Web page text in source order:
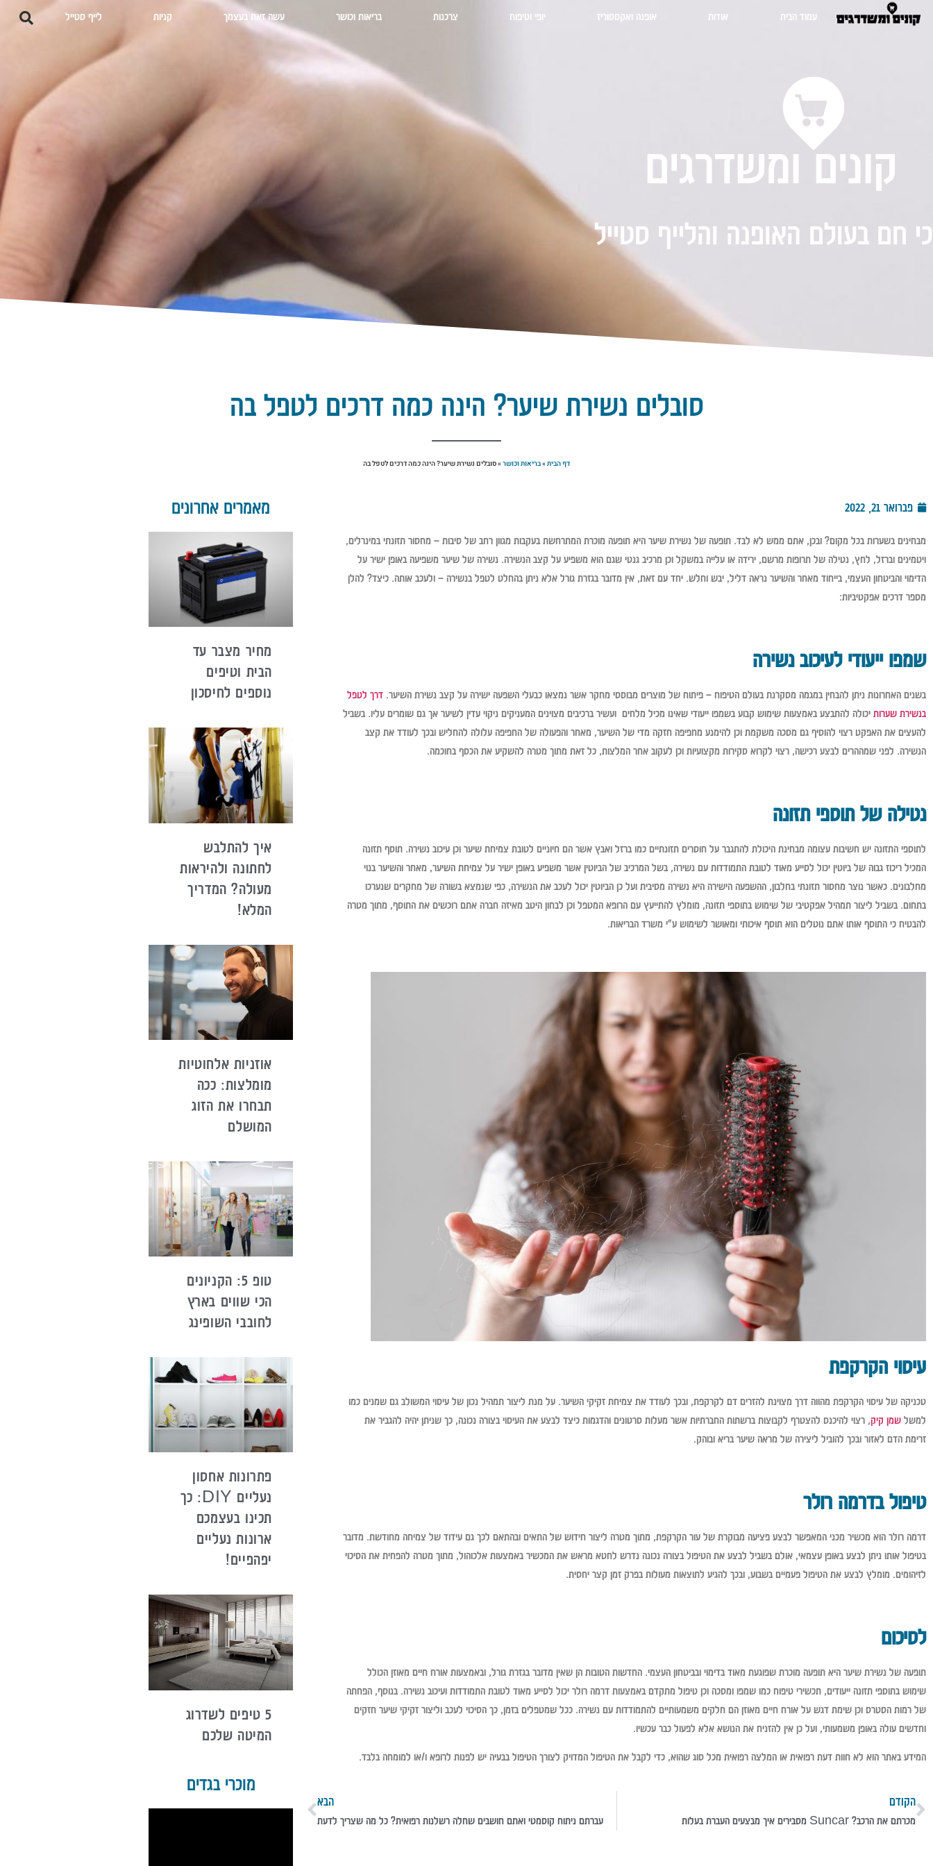
עמוד הבית אודות אופנה ואקססוריז יופי וטיפוח צרכנות בריאות וכושר עשה זאת בעצמך קניות לייף סטייל
קונים ומשדרגים
חם בעולם האופנה והלייף סטייל
סובלים נשירת שיער? הינה כמה דרכים לטפל בה
דף הבית»בריאות וכושר»סובלים נשירת שיער? הינה כמה דרכים לטפל בה
פברואר 21, 2022
מבחינים בשערות בכל מקום? ובכן, אתם ממש לא לבד. תופעה של נשירת שיער היא תופעה מוכרת המתרחשת בעקבות מגוון רחב של סיבות – מחסור תזונתי במינרלים,
ויטמינים וברזל, לחץ, נטילה של תרופות מרשם, ירידה או עלייה במשקל וכן מרכיב גנטי שגם הוא משפיע על קצב הנשירה. נשירה של שיער משפיעה באופן ישיר על
הדימוי והביטחון העצמי, בייחוד מאחר והשיער נראה דליל, יבש וחלש. יחד עם זאת, אין מדובר בגזרת גורל אלא ניתן בהחלט לטפל בנשירה – ולעכב אותה. כיצד? להלן
מספר דרכים אפקטיביות:
שמפו ייעודי לעיכוב נשירה
בשנים האחרונות ניתן להבחין במגמה מסקרנת בעולם הטיפוח – פיתוח של מוצרים מבוססי מחקר אשר נמצאו כבעלי השפעה ישירה על קצב נשירת השיער. דרך לטפל
בנשירת שערות יכולה להתבצע באמצעות שימוש קבוע בשמפו ייעודי שאינו מכיל מלחים ועשיר ברכיבים מצוינים המעניקים ניקוי עדין לשיער אך גם שומרים עליו. בשביל
להעצים את האפקט רצוי להוסיף גם מסכה משקמת וכן להימנע מחפיפה חזקה מדי של השיער, מאחר והפעולה של החפיפה עלולה להחליש ובכך לעודד את קצב
הנשירה. לפני שמההרים לבצע רכישה, רצוי לקרוא סקירות מקצועיות וכן לעקוב אחר המלצות, כל זאת מתוך מטרה להשקיע את הכסף בחוכמה.
נטילה של תוספי תזונה
לתוספי התזונה יש חשיבות עצומה מבחינת היכולת להתגבר על חוסרים תזונתיים כמו ברזל ואבץ אשר הם חיוניים לטובת צמיחת שיער וכן עיכוב נשירה. תוסף תזונה
המכיל ריכוז גבוה של ביוטין יכול לסייע מאוד לטובת התמודדות עם נשירה, בשל המרכיב של הביוטין אשר משפיע באופן ישיר על צמיחת השיער, מאחר והשיער בנוי
מחלבונים. כאשר נוצר מחסור תזונתי בחלבון, ההשפעה הישירה היא נשירה מסיבית ועל כן הביוטין יכול לעכב את הנשירה, כפי שנמצא בשורה של מחקרים שנערכו
בתחום. בשביל ליצור תמהיל אפקטיבי של שימוש בתוספי תזונה, מומלץ להתייעץ עם הרופא המטפל וכן לבחון היטב מאיזה חברה אתם רוכשים את התוסף, מתוך מטרה
להבטיח כי התוסף אותו אתם נוטלים הוא תוסף איכותי ומאושר לשימוש ע"י משרד הבריאות.
עיסוי הקרקפת
טכניקה של עיסוי הקרקפת מהווה דרך מצוינת להזרים דם לקרקפת, ובכך לעודד את צמיחת זקיקי השיער. על מנת ליצור תמהיל נכון של עיסוי המשולב גם שמנים כמו
למשל שמן קיק, רצוי להיכנס להצטרף לקבוצות ברשתות החברתיות אשר מעלות סרטונים והדגמות כיצד לבצע את העיסוי בצורה נכונה, כך שניתן יהיה להגביר את
זרימת הדם לאזור ובכך להוביל ליצירה של מראה שיער בריא ובוהק.
טיפול בדרמה רולר
דרמה רולר הוא מכשיר מכני המאפשר לבצע פציעה מבוקרת של עור הקרקפת, מתוך מטרה ליצור חידוש של התאים ובהתאם לכך גם עידוד של צמיחה מחודשת. מדובר
בטיפול אותו ניתן לבצע באופן עצמאי, אולם בשביל לבצע את הטיפול בצורה נכונה נדרש לחטא מראש את המכשיר באמצעות אלכוהול, מתוך מטרה להפחית את הסיכוי
לזיהומים. מומלץ לבצע את הטיפול פעמיים בשבוע, ובכך להגיע לתוצאות מעולות בפרק זמן קצר יחסית.
לסיכום
תופעה של נשירת שיער היא תופעה מוכרת שפוגעת מאוד בדימוי ובביטחון העצמי. החדשות הטובות הן שאין מדובר בגזרת גורל, ובאמצעות אורח חיים מאוזן הכולל
שימוש בתוספי תזונה ייעודים, תכשירי טיפוח כמו שמפו ומסכה וכן טיפול מתקדם באמצעות דרמה רולר יכול לסייע מאוד לטובת התמודדות ועיכוב נשירה. בנוסף, הפחתה
של רמות הסטרס וכן שימת דגש על אורח חיים מאוזן הם חלקים משמעותיים להתמודדות עם נשירה. ככל שמטפלים בזמן, כך הסיכוי לעכב וליצור זקיקי שיער חזקים
וחדשים עולה באופן משמעותי, ועל כן אין להזניח את הנושא אלא לפעול כבר עכשיו.
המידע באתר הוא לא חוות דעת רפואית או המלצה רפואית מכל סוג שהוא, כדי לקבל את הטיפול המדויק לצורך הטיפול בבעיה יש לפנות לרופא ו/או למומחה בלבד.
הקודם
מכרתם את הרכב? Suncar מסבירים איך מבצעים העברת בעלות
הבא
עברתם ניתוח קוסמטי ואתם חושבים שחלה רשלנות רפואית? כל מה שצריך לדעת
מאמרים אחרונים
מחיר מצבר עד
הבית וטיפים
נוספים לחיסכון
איך להתלבש
לחתונה ולהיראות
מעולה? המדריך
המלא!
אוזניות אלחוטיות
מומלצות: ככה
תבחרו את הזוג
המושלם
טופ 5: הקניונים
הכי שווים בארץ
לחובבי השופינג
פתרונות אחסון
נעליים DIY: כך
תכינו בעצמכם
ארונות נעליים
יפהפיים!
5 טיפים לשדרוג
המיטה שלכם
מוכרי בגדים